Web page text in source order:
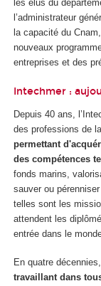
les élus du
l’administrateur
la capacité du
nouveaux
entreprises et des
Intechmer :
Depuis 40 ans,
des professions de
permettant
des compétences
fonds marins,
sauver ou
telles sont les
attendent les
entrée dans le
En quatre décennies,
travaillant dans